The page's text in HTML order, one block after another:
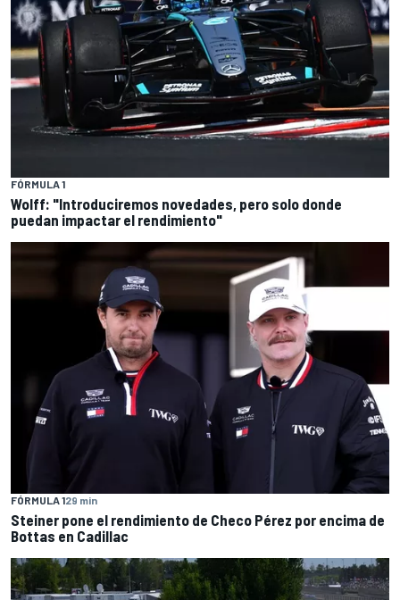
FÓRMULA 1
Wolff: "Introduciremos novedades, pero solo donde
puedan impactar el rendimiento"
FÓRMULA 129 min
Steiner pone el rendimiento de Checo Pérez por encima de
Bottas en Cadillac